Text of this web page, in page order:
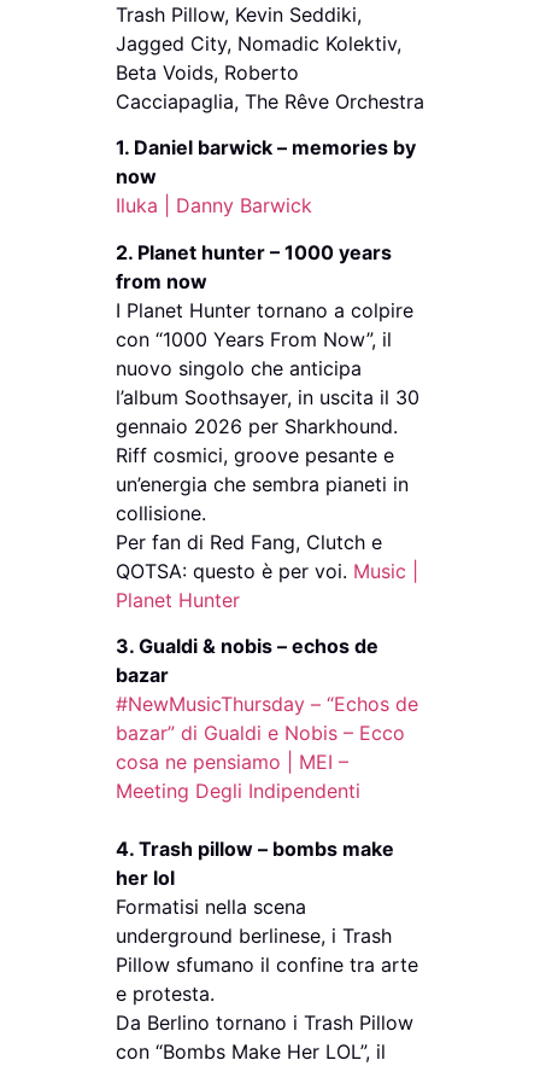
Trash Pillow, Kevin Seddiki,
Jagged City, Nomadic Kolektiv,
Beta Voids, Roberto
Cacciapaglia, The Rêve Orchestra
1. Daniel barwick – memories by
now
Iluka | Danny Barwick
2. Planet hunter – 1000 years
from now
I Planet Hunter tornano a colpire
con “1000 Years From Now”, il
nuovo singolo che anticipa
l’album Soothsayer, in uscita il 30
gennaio 2026 per Sharkhound.
Riff cosmici, groove pesante e
un’energia che sembra pianeti in
collisione.
Per fan di Red Fang, Clutch e
QOTSA: questo è per voi. Music |
Planet Hunter
3. Gualdi & nobis – echos de
bazar
#NewMusicThursday – “Echos de
bazar” di Gualdi e Nobis – Ecco
cosa ne pensiamo | MEI –
Meeting Degli Indipendenti
4. Trash pillow – bombs make
her lol
Formatisi nella scena
underground berlinese, i Trash
Pillow sfumano il confine tra arte
e protesta.
Da Berlino tornano i Trash Pillow
con “Bombs Make Her LOL”, il